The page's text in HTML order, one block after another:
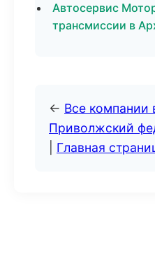
Автосервис
трансмиссии в
← Все компании
Приволжский
Главная